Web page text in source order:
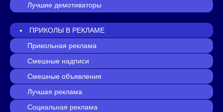
Лучшие демотиваторы
ПРИКОЛЫ В РЕКЛАМЕ
Прикольная реклама
Смешные надписи
Смешные объявления
Лучшая реклама
Социальная реклама